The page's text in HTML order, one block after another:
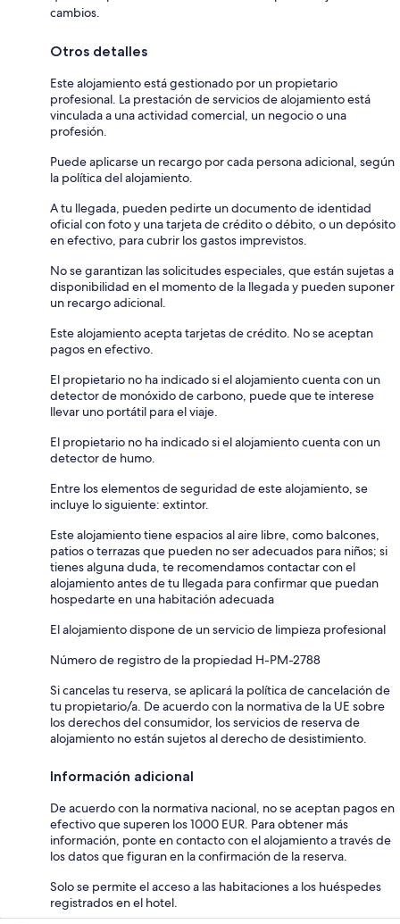
cambios.
Otros detalles
Este alojamiento está gestionado por un propietario
profesional. La prestación de servicios de alojamiento está
vinculada a una actividad comercial, un negocio o una
profesión.
Puede aplicarse un recargo por cada persona adicional, según
la política del alojamiento.
A tu llegada, pueden pedirte un documento de identidad
oficial con foto y una tarjeta de crédito o débito, o un depósito
en efectivo, para cubrir los gastos imprevistos.
No se garantizan las solicitudes especiales, que están sujetas a
disponibilidad en el momento de la llegada y pueden suponer
un recargo adicional.
Este alojamiento acepta tarjetas de crédito. No se aceptan
pagos en efectivo.
El propietario no ha indicado si el alojamiento cuenta con un
detector de monóxido de carbono, puede que te interese
llevar uno portátil para el viaje.
El propietario no ha indicado si el alojamiento cuenta con un
detector de humo.
Entre los elementos de seguridad de este alojamiento, se
incluye lo siguiente: extintor.
Este alojamiento tiene espacios al aire libre, como balcones,
patios o terrazas que pueden no ser adecuados para niños; si
tienes alguna duda, te recomendamos contactar con el
alojamiento antes de tu llegada para confirmar que puedan
hospedarte en una habitación adecuada
El alojamiento dispone de un servicio de limpieza profesional
Número de registro de la propiedad H-PM-2788
Si cancelas tu reserva, se aplicará la política de cancelación de
tu propietario/a. De acuerdo con la normativa de la UE sobre
los derechos del consumidor, los servicios de reserva de
alojamiento no están sujetos al derecho de desistimiento.
Información adicional
De acuerdo con la normativa nacional, no se aceptan pagos en
efectivo que superen los 1000 EUR. Para obtener más
información, ponte en contacto con el alojamiento a través de
los datos que figuran en la confirmación de la reserva.
Solo se permite el acceso a las habitaciones a los huéspedes
registrados en el hotel.